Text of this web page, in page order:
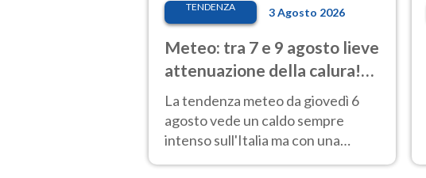
TENDENZA 3 Agosto 2026
Meteo: tra 7 e 9 agosto lieve
attenuazione della calura!
Al Nord rischio temporali
La tendenza meteo da giovedì 6
agosto vede un caldo sempre
intenso sull'Italia ma con una
parziale e lieve attenuazione tra il